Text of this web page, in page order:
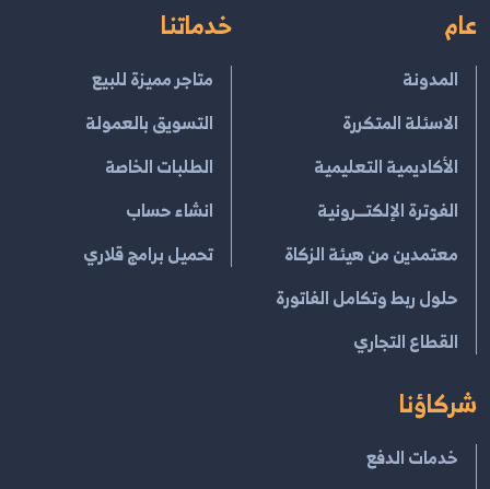
عام
المدونة
الاسئلة المتكررة
الأكاديمية التعليمية
الفوترة الإلكتــرونية
معتمدين من هيئة الزكاة
حلول ربط وتكامل الفاتورة
القطاع التجاري
خدماتنا
متاجر مميزة للبيع
التسويق بالعمولة
الطلبات الخاصة
انشاء حساب
تحميل برامج قلاري
شركاؤنا
خدمات الدفع